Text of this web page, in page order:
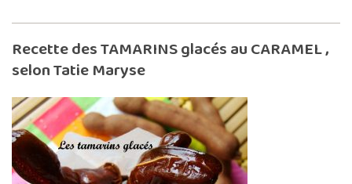
Recette des TAMARINS glacés au CARAMEL ,
selon Tatie Maryse